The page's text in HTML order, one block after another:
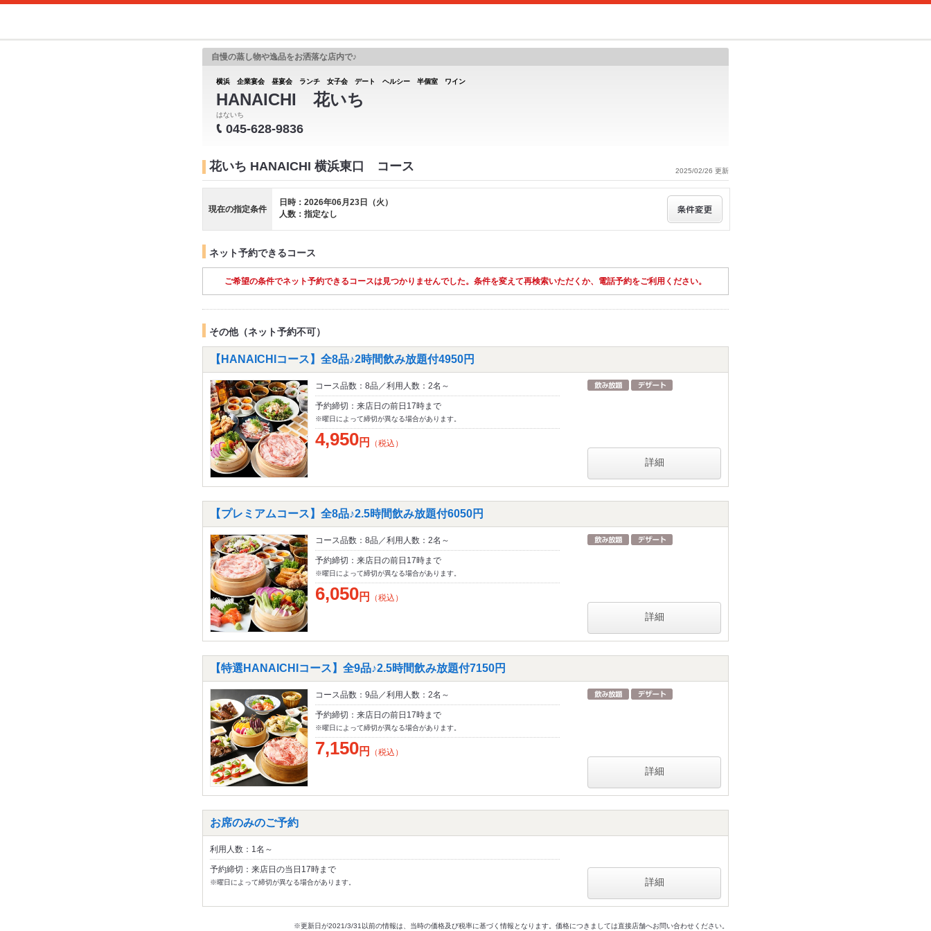
自慢の蒸し物や逸品をお洒落な店内で♪
横浜 企業宴会 昼宴会 ランチ 女子会 デート ヘルシー 半個室 ワイン
HANAICHI 花いち
はないち
045-628-9836
2025/02/26 更新
花いち HANAICHI 横浜東口 コース
現在の指定条件
日時：2026年06月23日（火）
人数：指定なし
ネット予約できるコース
ご希望の条件でネット予約できるコースは見つかりませんでした。条件を変えて再検索いただくか、電話予約をご利用ください。
その他（ネット予約不可）
【HANAICHIコース】全8品♪2時間飲み放題付4950円
コース品数：8品／利用人数：2名～
予約締切：来店日の前日17時まで
※曜日によって締切が異なる場合があります。
4,950円 （税込）
詳細
【プレミアムコース】全8品♪2.5時間飲み放題付6050円
コース品数：8品／利用人数：2名～
予約締切：来店日の前日17時まで
※曜日によって締切が異なる場合があります。
6,050円 （税込）
詳細
【特選HANAICHIコース】全9品♪2.5時間飲み放題付7150円
コース品数：9品／利用人数：2名～
予約締切：来店日の前日17時まで
※曜日によって締切が異なる場合があります。
7,150円 （税込）
詳細
お席のみのご予約
利用人数：1名～
予約締切：来店日の当日17時まで
※曜日によって締切が異なる場合があります。 詳細
※更新日が2021/3/31以前の情報は、当時の価格及び税率に基づく情報となります。価格につきましては直接店舗へお問い合わせください。